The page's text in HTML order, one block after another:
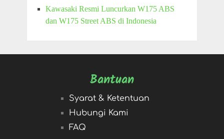
Kawasaki Resmi Luncurkan W175 ABS
dan W175 Street ABS di Indonesia
Bantuan
Syarat & Ketentuan
Hubungi Kami
FAQ